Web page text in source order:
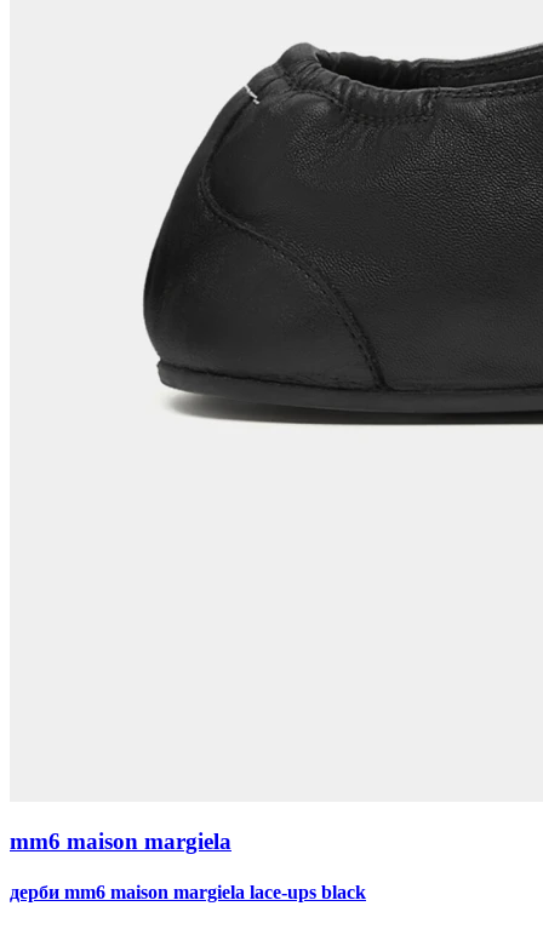
mm6 maison margiela
дерби mm6 maison margiela lace-ups black